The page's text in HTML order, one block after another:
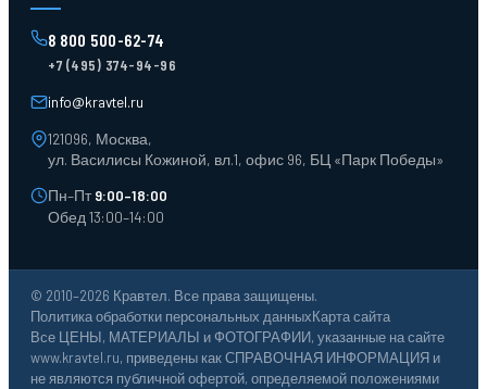
Поддоны
Ящики пластиковые
Тара пласт. и металл.
Тележки для склада
8 800 500-62-74
+7 (495) 374-94-96
info@kravtel.ru
121096, Москва,
ул. Василисы Кожиной, вл.1, офис 96, БЦ «Парк Победы»
Пн–Пт9:00–18:00
Обед 13:00–14:00
© 2010–2026 Кравтел. Все права защищены.
Политика обработки персональных данныхКарта сайта
Все ЦЕНЫ, МАТЕРИАЛЫ и ФОТОГРАФИИ, указанные на сайте
www.kravtel.ru, приведены как СПРАВОЧНАЯ ИНФОРМАЦИЯ и
не являются публичной офертой, определяемой положениями